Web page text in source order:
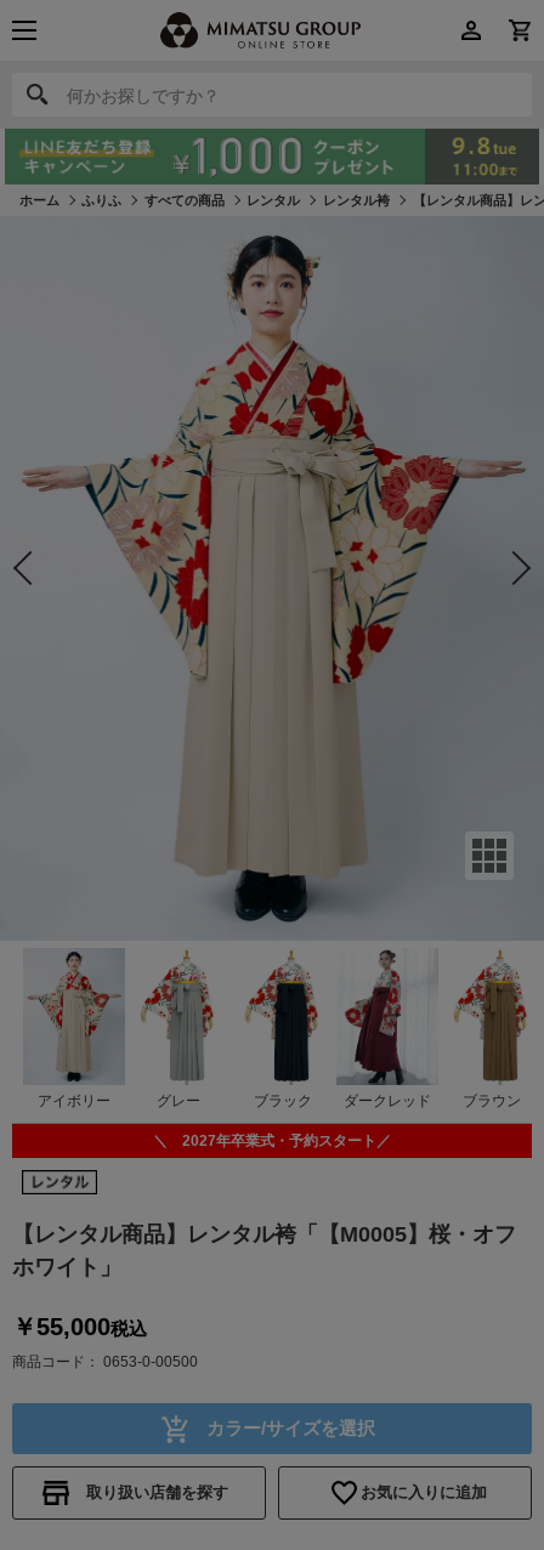
何かお探しですか？
何かお探しですか？
ホーム ふりふ すべての商品 レンタル レンタル袴 【レンタル商品】レ
アイボリー グレー ブラック ダークレッド ブラウン
【レンタル商品】レンタル袴「【M0005】桜・オフ
ホワイト」
＼ 2027年卒業式・予約スタート／
￥55,000税込
商品コード 0653-0-00500
カラー/サイズを選択
取り扱い店舗を探す お気に入りに追加